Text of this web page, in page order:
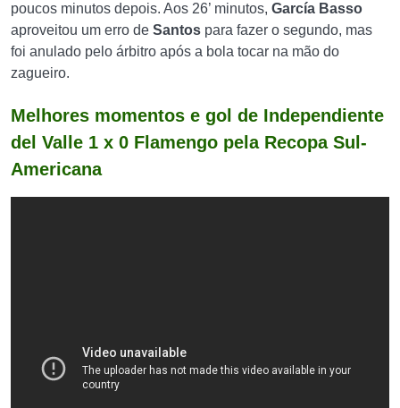
poucos minutos depois. Aos 26’ minutos, García Basso
aproveitou um erro de Santos para fazer o segundo, mas
foi anulado pelo árbitro após a bola tocar na mão do
zagueiro.
Melhores momentos e gol de Independiente
del Valle 1 x 0 Flamengo pela Recopa Sul-
Americana